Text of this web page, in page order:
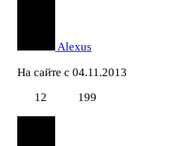
Alexus
На сайте с 04.11.2013
12
199